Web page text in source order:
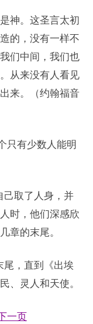
神。这圣言太初
的，没有一样不
们中间，我们也
从来没有人看见
来。（约翰福音
只有少数人能明
己取了人身，并
时，他们深感欣
章的末尾。
尾，直到《出埃
、灵人和天使。
一页